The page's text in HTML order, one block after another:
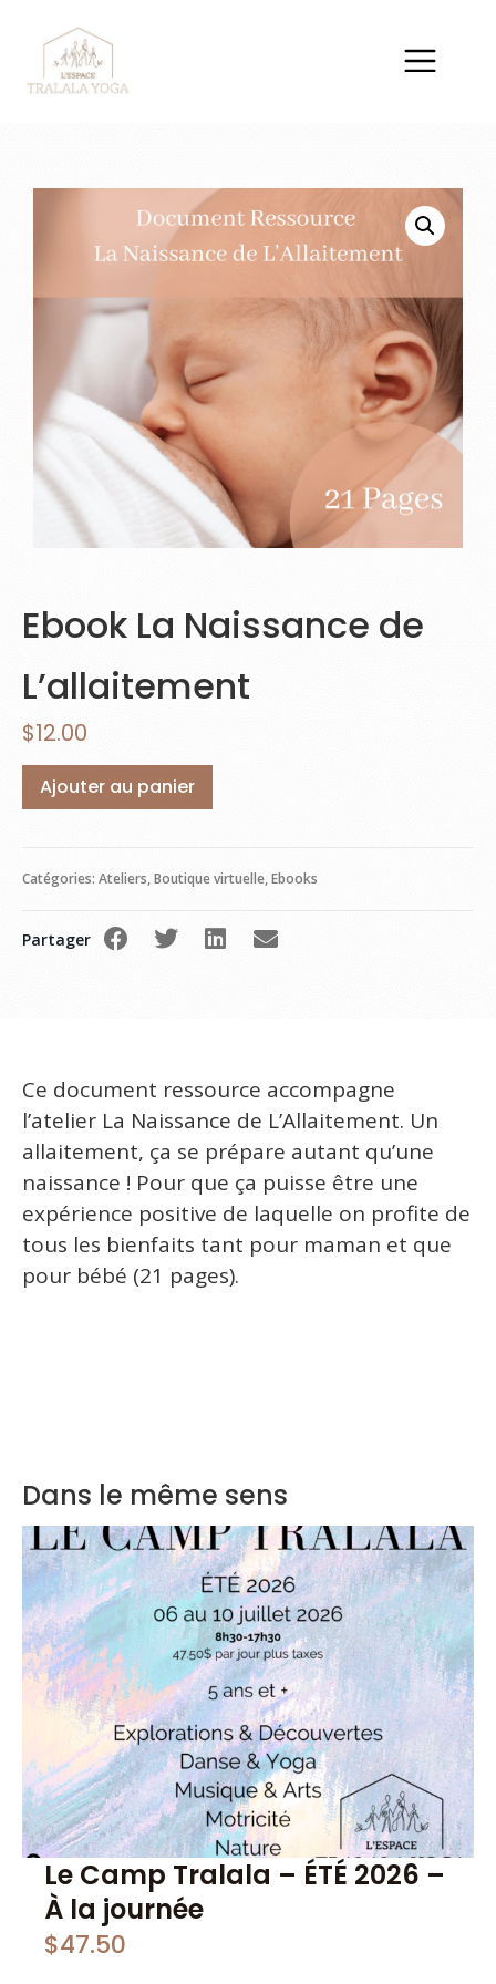
Ebook La Naissance de
L’allaitement
$12.00
Ajouter au panier
Catégories: Ateliers,Boutique virtuelle,Ebooks
Partager
Ce document ressource accompagne
l’atelier La Naissance de L’Allaitement. Un
allaitement, ça se prépare autant qu’une
naissance ! Pour que ça puisse être une
expérience positive de laquelle on profite de
tous les bienfaits tant pour maman et que
pour bébé (21 pages).
Dans le même sens
Le Camp Tralala – ÉTÉ 2026 –
À la journée
$47.50